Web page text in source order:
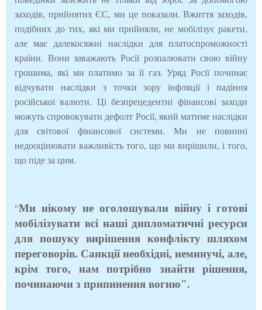
заходів, прийнятих ЄС, ми це показали. Вжиття заходів,
подібних до тих, які ми прийняли, не мобілізує ракети,
але має далекосяжні наслідки для платоспроможності
країни. Вони заважають Росії розпалювати свою війну
грошима, які ми платимо за її газ. Уряд Росії починає
відчувати наслідки з точки зору інфляції і падіння
російської валюти. Ці безпрецедентні фінансові заходи
можуть спровокувати дефолт Росії, який матиме наслідки
для світової фінансової системи. Ми не повинні
недооцінювати важливість того, що ми вирішили, і того,
що піде за цим.
"Ми нікому не оголошували війну і готові
мобілізувати всі наші дипломатичні ресурси
для пошуку вирішення конфлікту шляхом
переговорів. Санкції необхідні, неминучі, але,
крім того, нам потрібно знайти рішення,
починаючи з припинення вогню".